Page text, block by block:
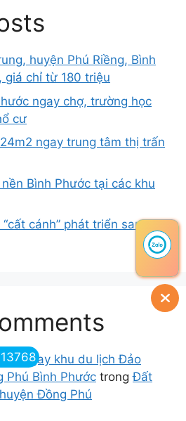
huyện Phú Riềng, Bình
giá chỉ từ 180 triệu
ngay chợ, trường học
cư
ngay trung tâm thị trấn
Bình Phước tại các khu
cánh” phát triển sau 25
ngay khu du lịch Đảo
Phú Bình Phước trongĐất
Đồng Phú